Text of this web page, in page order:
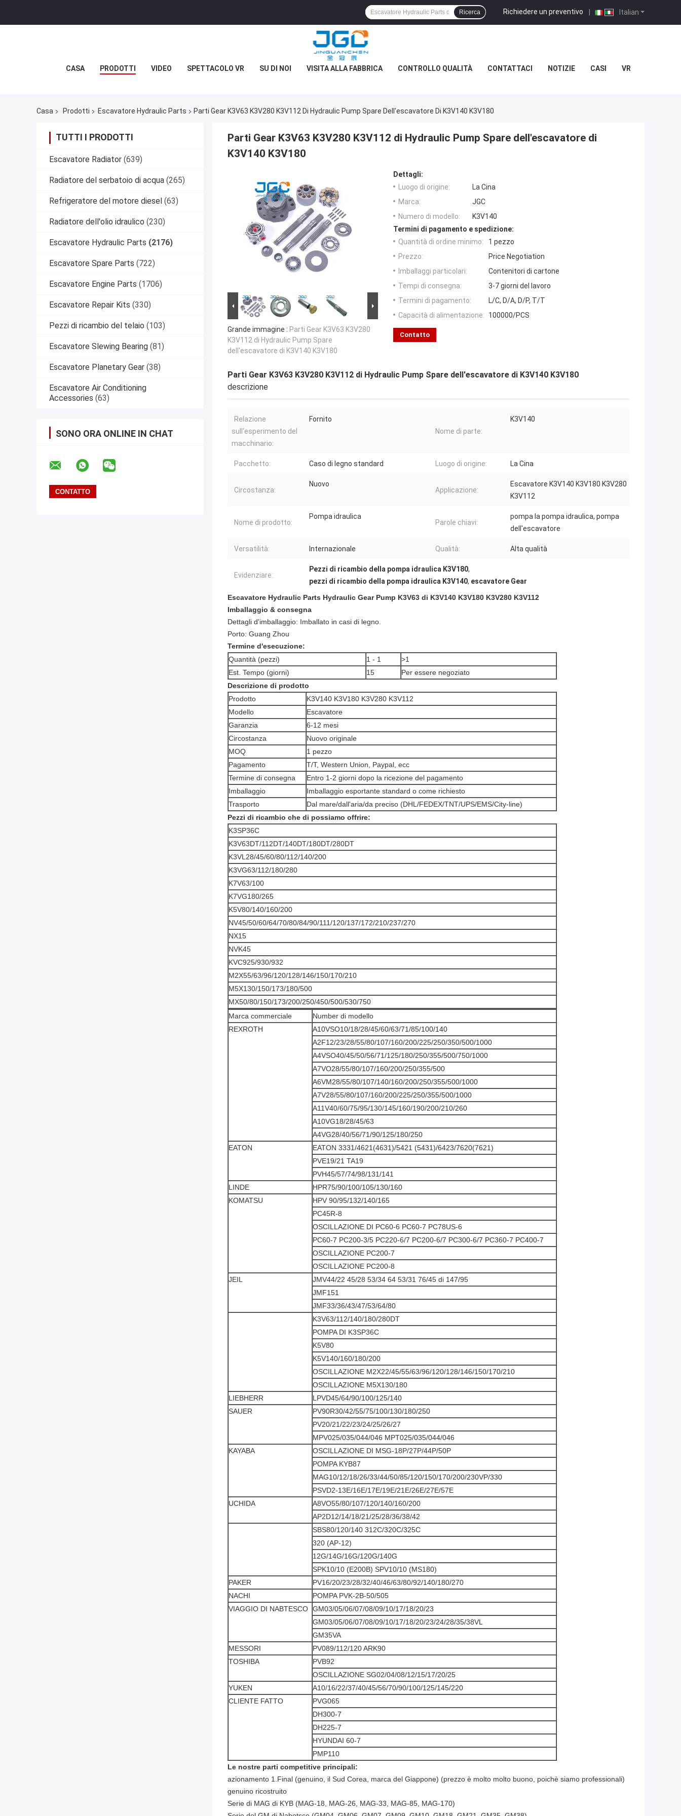
Italian
Richiedere un preventivo |
Ricerca
CASA PRODOTTI VIDEO SPETTACOLO VR SU DI NOI VISITA ALLA FABBRICA CONTROLLO QUALITÀ CONTATTACI NOTIZIE CASI VR
Casa Prodotti Escavatore Hydraulic Parts Parti Gear K3V63 K3V280 K3V112 Di Hydraulic Pump Spare Dell'escavatore Di K3V140 K3V180
TUTTI I PRODOTTI
Escavatore Radiator (639)
Radiatore del serbatoio di acqua (265)
Refrigeratore del motore diesel (63)
Radiatore dell'olio idraulico (230)
Escavatore Hydraulic Parts (2176)
Escavatore Spare Parts (722)
Escavatore Engine Parts (1706)
Escavatore Repair Kits (330)
Pezzi di ricambio del telaio (103)
Escavatore Slewing Bearing (81)
Escavatore Planetary Gear (38)
Escavatore Air Conditioning
Accessories (63)
SONO ORA ONLINE IN CHAT
Parti Gear K3V63 K3V280 K3V112 di Hydraulic Pump Spare dell'escavatore di
K3V140 K3V180
Grande immagine : Parti Gear K3V63 K3V280
K3V112 di Hydraulic Pump Spare
dell'escavatore di K3V140 K3V180
Dettagli:
Luogo di origine:
La Cina
Marca:
JGC
Numero di modello:
K3V140
Termini di pagamento e spedizione:
Quantità di ordine minimo:
1 pezzo
Prezzo:
Price Negotiation
Imballaggi particolari:
Contenitori di cartone
Tempi di consegna:
3-7 giorni del lavoro
Termini di pagamento:
L/C, D/A, D/P, T/T
Capacità di alimentazione:
100000/PCS
Contatto
Parti Gear K3V63 K3V280 K3V112 di Hydraulic Pump Spare dell'escavatore di K3V140 K3V180
descrizione
Relazione
sull'esperimento del
macchinario:
Fornito
Nome di parte:
K3V140
Pacchetto: Caso di legno standard Luogo di origine: La Cina
Circostanza:
Nuovo
Applicazione:
Escavatore K3V140 K3V180 K3V280
K3V112
Nome di prodotto:
Pompa idraulica
Parole chiavi:
pompa la pompa idraulica, pompa
dell'escavatore
Versatilità: Internazionale Qualità: Alta qualità
Evidenziare:
Pezzi di ricambio della pompa idraulica K3V180,
pezzi di ricambio della pompa idraulica K3V140, escavatore Gear
Escavatore Hydraulic Parts Hydraulic Gear Pump K3V63 di K3V140 K3V180 K3V280 K3V112
Imballaggio & consegna
Dettagli d'imballaggio: Imballato in casi di legno.
Porto: Guang Zhou
Termine d'esecuzione:
Quantità (pezzi)
1 - 1
>1
Est. Tempo (giorni)
15
Per essere negoziato
Descrizione di prodotto
Prodotto
K3V140 K3V180 K3V280 K3V112
Modello
Escavatore
Garanzia
6-12 mesi
Circostanza
Nuovo originale
MOQ
1 pezzo
Pagamento
T/T, Western Union, Paypal, ecc
Termine di consegna
Entro 1-2 giorni dopo la ricezione del pagamento
Imballaggio
Imballaggio esportante standard o come richiesto
Trasporto
Dal mare/dall'aria/da preciso (DHL/FEDEX/TNT/UPS/EMS/City-line)
Pezzi di ricambio che di possiamo offrire:
K3SP36C
K3V63DT/112DT/140DT/180DT/280DT
K3VL28/45/60/80/112/140/200
K3VG63/112/180/280
K7V63/100
K7VG180/265
K5V80/140/160/200
NV45/50/60/64/70/80/84/90/111/120/137/172/210/237/270
NX15
NVK45
KVC925/930/932
M2X55/63/96/120/128/146/150/170/210
M5X130/150/173/180/500
MX50/80/150/173/200/250/450/500/530/750
Marca commerciale
Number di modello
REXROTH
A10VSO10/18/28/45/60/63/71/85/100/140
A2F12/23/28/55/80/107/160/200/225/250/350/500/1000
A4VSO40/45/50/56/71/125/180/250/355/500/750/1000
A7VO28/55/80/107/160/200/250/355/500
A6VM28/55/80/107/140/160/200/250/355/500/1000
A7V28/55/80/107/160/200/225/250/355/500/1000
A11V40/60/75/95/130/145/160/190/200/210/260
A10VG18/28/45/63
A4VG28/40/56/71/90/125/180/250
EATON
EATON 3331/4621(4631)/5421 (5431)/6423/7620(7621)
PVE19/21 TA19
PVH45/57/74/98/131/141
LINDE
HPR75/90/100/105/130/160
KOMATSU
HPV 90/95/132/140/165
PC45R-8
OSCILLAZIONE DI PC60-6 PC60-7 PC78US-6
PC60-7 PC200-3/5 PC220-6/7 PC200-6/7 PC300-6/7 PC360-7 PC400-7
OSCILLAZIONE PC200-7
OSCILLAZIONE PC200-8
JEIL
JMV44/22 45/28 53/34 64 53/31 76/45 di 147/95
JMF151
JMF33/36/43/47/53/64/80
K3V63/112/140/180/280DT
POMPA DI K3SP36C
K5V80
K5V140/160/180/200
OSCILLAZIONE M2X22/45/55/63/96/120/128/146/150/170/210
OSCILLAZIONE M5X130/180
LIEBHERR
LPVD45/64/90/100/125/140
SAUER
PV90R30/42/55/75/100/130/180/250
PV20/21/22/23/24/25/26/27
MPV025/035/044/046 MPT025/035/044/046
KAYABA
OSCILLAZIONE DI MSG-18P/27P/44P/50P
POMPA KYB87
MAG10/12/18/26/33/44/50/85/120/150/170/200/230VP/330
PSVD2-13E/16E/17E/19E/21E/26E/27E/57E
UCHIDA
A8VO55/80/107/120/140/160/200
AP2D12/14/18/21/25/28/36/38/42
SBS80/120/140 312C/320C/325C
320 (AP-12)
12G/14G/16G/120G/140G
SPK10/10 (E200B) SPV10/10 (MS180)
PAKER
PV16/20/23/28/32/40/46/63/80/92/140/180/270
NACHI
POMPA PVK-2B-50/505
VIAGGIO DI NABTESCO GM03/05/06/07/08/09/10/17/18/20/23
GM03/05/06/07/08/09/10/17/18/20/23/24/28/35/38VL
GM35VA
MESSORI
PV089/112/120 ARK90
TOSHIBA
PVB92
OSCILLAZIONE SG02/04/08/12/15/17/20/25
YUKEN
A10/16/22/37/40/45/56/70/90/100/125/145/220
CLIENTE FATTO
PVG065
DH300-7
DH225-7
HYUNDAI 60-7
PMP110
Le nostre parti competitive principali:
azionamento 1.Final (genuino, il Sud Corea, marca del Giappone) (prezzo è molto molto buono, poichè siamo professionali)
genuino ricostruito
Serie di MAG di KYB (MAG-18, MAG-26, MAG-33, MAG-85, MAG-170)